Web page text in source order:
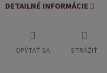
DETAILNÉ INFORMÁCIE
OPÝTAŤ SA STRÁŽIŤ